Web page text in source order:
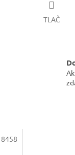
TLAČ
8458 Pomoc s